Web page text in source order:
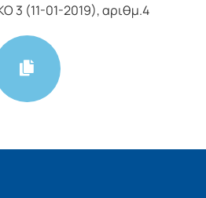
3 (11-01-2019), αριθμ.4